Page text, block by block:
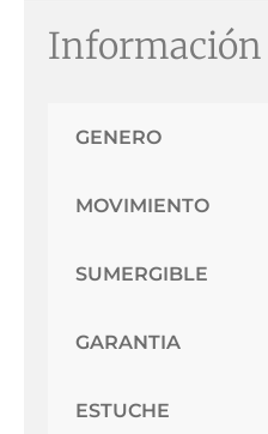
GENERO
MOVIMIENTO
SUMERGIBLE
GARANTIA
ESTUCHE